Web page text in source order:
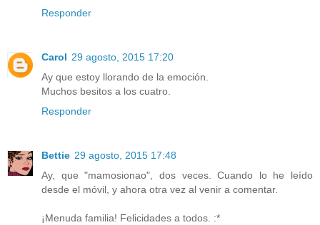
Responder
Carol 29 agosto, 2015 17:20
Ay que estoy llorando de la emoción.
Muchos besitos a los cuatro.
Responder
Bettie 29 agosto, 2015 17:48
Ay, que "mamosionao", dos veces. Cuando lo he leído
desde el móvil, y ahora otra vez al venir a comentar.
¡Menuda familia! Felicidades a todos. :*